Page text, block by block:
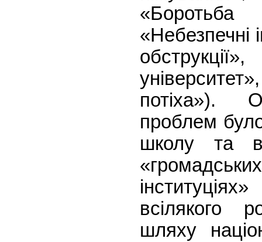
«Небезпечні
потіха»).
проблем
школу та
всілякого
шляху